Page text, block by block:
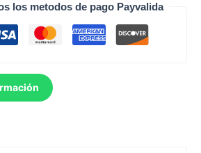
los metodos de pago Payvalida